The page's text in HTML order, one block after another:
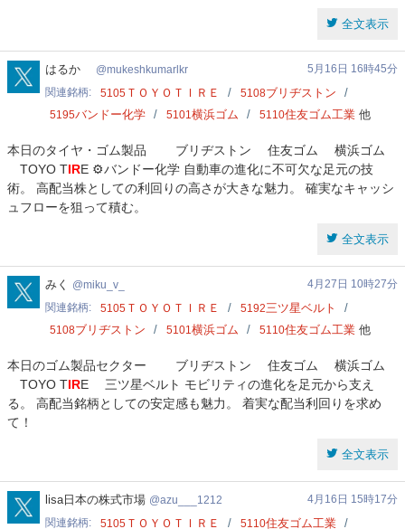
全文表示
mukeshkumarlkr
はるか mukeshkumarlkr
5月16日 16時45分
関連銘柄
5105 ＴＯＹＯＴＩＲＥ 5108ブリヂストン
5195バンドー化学 5101横浜ゴム 5110住友ゴム工業 他
本日のタイヤ・ゴム製品 ブリヂストン 住友ゴム 横浜ゴム
TOYO TIRE ⚙️バンドー化学 自動車の進化に不可欠な足元の技
術。 高配当株としての利回りの高さが大きな魅力。 確実なキャッシ
ュフローを狙って積む。
全文表示
miku_v_
みく miku_v_
4月27日 10時27分
関連銘柄
5105 ＴＯＹＯＴＩＲＥ 5192三ツ星ベルト
5108ブリヂストン 5101横浜ゴム 5110住友ゴム工業 他
本日のゴム製品セクター ブリヂストン 住友ゴム 横浜ゴム
TOYO TIRE 三ツ星ベルト モビリティの進化を足元から支え
る。 高配当銘柄としての安定感も魅力。 着実な配当利回りを求め
て！
全文表示
azu___1212
lisa日本の株式市場 azu___1212
4月16日 15時17分
関連銘柄
5105 ＴＯＹＯＴＩＲＥ 5110住友ゴム工業